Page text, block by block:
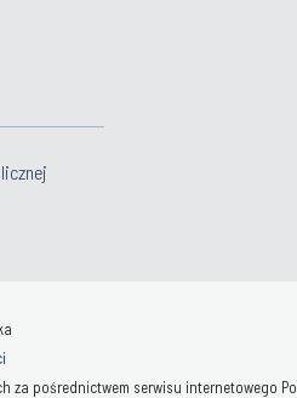
pośrednictwem serwisu internetowego